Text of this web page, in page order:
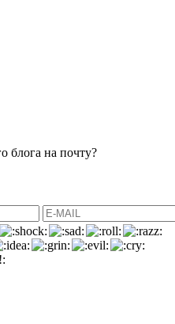
блога на почту?